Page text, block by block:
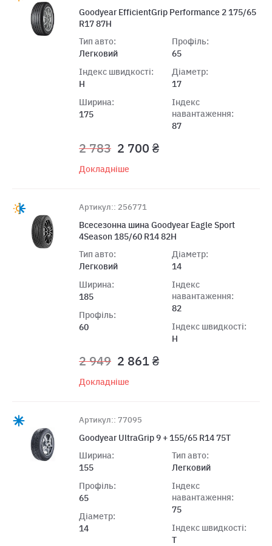
Goodyear EfficientGrip Performance 2 175/65
R17 87H
Тип авто:
Легковий
Індекс швидкості:
H
Ширина:
175
Профіль:
65
Діаметр:
17
Індекс
навантаження:
87
2 783 2 700 ₴
Докладніше
Артикул:: 256771
Всесезонна шина Goodyear Eagle Sport
4Season 185/60 R14 82H
Тип авто:
Легковий
Ширина:
185
Профіль:
60
Діаметр:
14
Індекс
навантаження:
82
Індекс швидкості:
H
2 949 2 861 ₴
Докладніше
Артикул:: 77095
Goodyear UltraGrip 9 + 155/65 R14 75T
Ширина:
155
Профіль:
65
Діаметр:
14
Тип авто:
Легковий
Індекс
навантаження:
75
Індекс швидкості:
T